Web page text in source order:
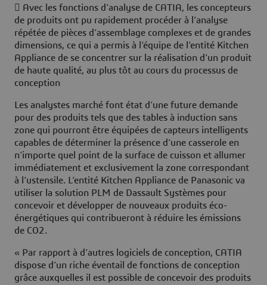
 Avec les fonctions d’analyse de CATIA, les concepteurs
de produits ont pu rapidement procéder à l’analyse
répétée de pièces d’assemblage complexes et de grandes
dimensions, ce qui a permis à l’équipe de l’entité Kitchen
Appliance de se concentrer sur la réalisation d’un produit
de haute qualité, au plus tôt au cours du processus de
conception
Les analystes marché font état d’une future demande
pour des produits tels que des tables à induction sans
zone qui pourront être équipées de capteurs intelligents
capables de déterminer la présence d’une casserole en
n’importe quel point de la surface de cuisson et allumer
immédiatement et exclusivement la zone correspondant
à l’ustensile. L’entité Kitchen Appliance de Panasonic va
utiliser la solution PLM de Dassault Systèmes pour
concevoir et développer de nouveaux produits éco-
énergétiques qui contribueront à réduire les émissions
de CO2.
« Par rapport à d’autres logiciels de conception, CATIA
dispose d’un riche éventail de fonctions de conception
grâce auxquelles il est possible de concevoir des produits